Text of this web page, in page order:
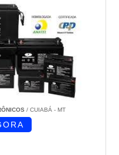
/ CUIABÁ - MT